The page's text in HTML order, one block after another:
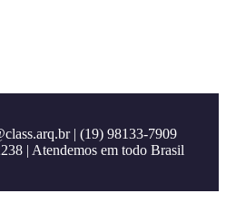
| (19) 98133-7909
| Atendemos em todo Brasil